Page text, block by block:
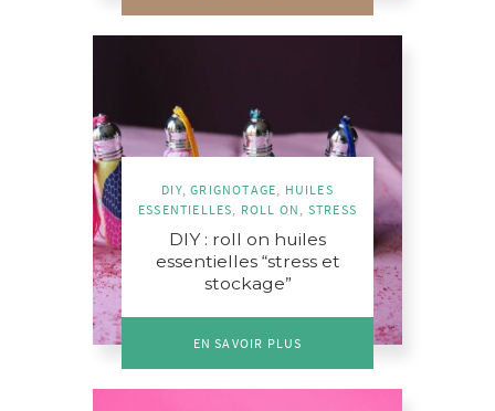
DIY,GRIGNOTAGE
HUILES
ESSENTIELLES
ROLL ON STRESS
DIY : roll on huiles
essentielles “stress et
stockage”
EN SAVOIR PLUS